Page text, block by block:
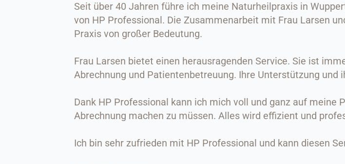
Seit über 40 Jahren führe ich meine Naturheilpraxis in
von HP Professional. Die Zusammenarbeit mit Frau Larsen
Praxis von großer Bedeutung.
Frau Larsen bietet einen herausragenden Service. Sie ist
Abrechnung und Patientenbetreuung. Ihre Unterstützung und
Dank HP Professional kann ich mich voll und ganz auf meine
Abrechnung machen zu müssen. Alles wird effizient und
Ich bin sehr zufrieden mit HP Professional und kann diesen